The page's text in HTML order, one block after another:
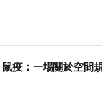
疫：一場關於空間